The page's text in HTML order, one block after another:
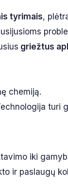
tyrimais,
griežtus
chemiją.
turi
iki
ir paslaugų